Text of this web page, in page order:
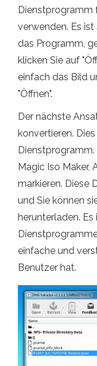
Dienstprogramm
verwenden. Es ist
das Programm,
klicken Sie auf
einfach das Bild
"Öffnen".
Der nächste
konvertieren.
Magic Iso Maker,
markieren. Diese
und Sie können
herunterladen.
einfache und
Benutzer hat.